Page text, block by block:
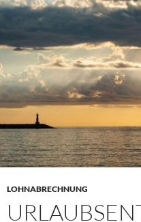
LOHNABRECHNUNG